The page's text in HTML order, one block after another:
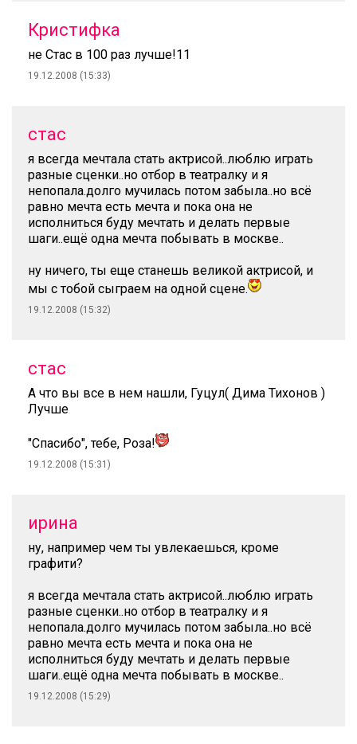
Кристифка
не Стас в 100 раз лучше!11
19.12.2008 (15:33)
стас
я всегда мечтала стать актрисой..люблю играть
разные сценки..но отбор в театралку и я
непопала.долго мучилась потом забыла..но всё
равно мечта есть мечта и пока она не
исполниться буду мечтать и делать первые
шаги..ещё одна мечта побывать в москве..
ну ничего, ты еще станешь великой актрисой, и
мы с тобой сыграем на одной сцене.
19.12.2008 (15:32)
стас
А что вы все в нем нашли, Гуцул( Дима Тихонов )
Лучше
"Спасибо", тебе, Роза!
19.12.2008 (15:31)
ирина
ну, например чем ты увлекаешься, кроме
графити?
я всегда мечтала стать актрисой..люблю играть
разные сценки..но отбор в театралку и я
непопала.долго мучилась потом забыла..но всё
равно мечта есть мечта и пока она не
исполниться буду мечтать и делать первые
шаги..ещё одна мечта побывать в москве..
19.12.2008 (15:29)